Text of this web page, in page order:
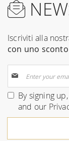
Iscriviti alla
con uno
Up
for
Our
By signing
and our